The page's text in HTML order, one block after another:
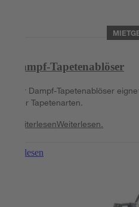
Dampf-Tapetenablöser
Der Dampf-Tapetenablöser
aller Tapetenarten.
WeiterlesenWeiterlesen.
Weiterlesen